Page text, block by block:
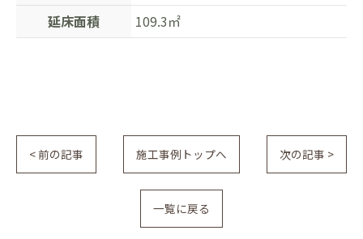
延床面積
109.3㎡
< 前の記事 施工事例トップへ 次の記事 >
一覧に戻る